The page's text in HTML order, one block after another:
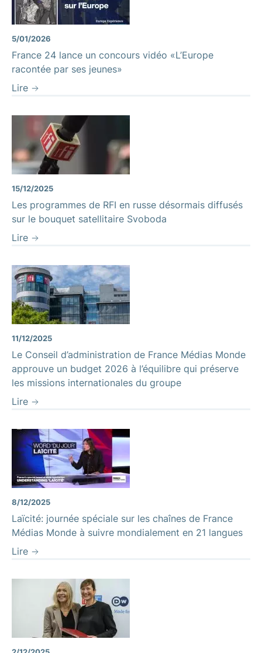
5/01/2026
France 24 lance un concours vidéo «L’Europe
racontée par ses jeunes»
Lire
15/12/2025
Les programmes de RFI en russe désormais diffusés
sur le bouquet satellitaire Svoboda
Lire
11/12/2025
Le Conseil d’administration de France Médias Monde
approuve un budget 2026 à l’équilibre qui préserve
les missions internationales du groupe
Lire
8/12/2025
Laïcité: journée spéciale sur les chaînes de France
Médias Monde à suivre mondialement en 21 langues
Lire